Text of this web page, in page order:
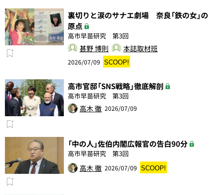
裏切りと涙のサナエ劇場 奈良「鉄の女」の
原点
高市早苗研究 第3回
甚野 博則 本誌取材班
2026/07/09 SCOOP!
高市官邸「SNS戦略」徹底解剖
高市早苗研究 第3回
高木 徹 2026/07/09
「中の人」佐伯内閣広報官の告白90分
高市早苗研究 第3回
高木 徹 2026/07/09 SCOOP!